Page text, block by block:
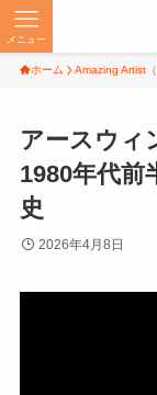
メニュー
ホーム Amazing Artist
アースウィ
1980年代前
史
2026年4月8日